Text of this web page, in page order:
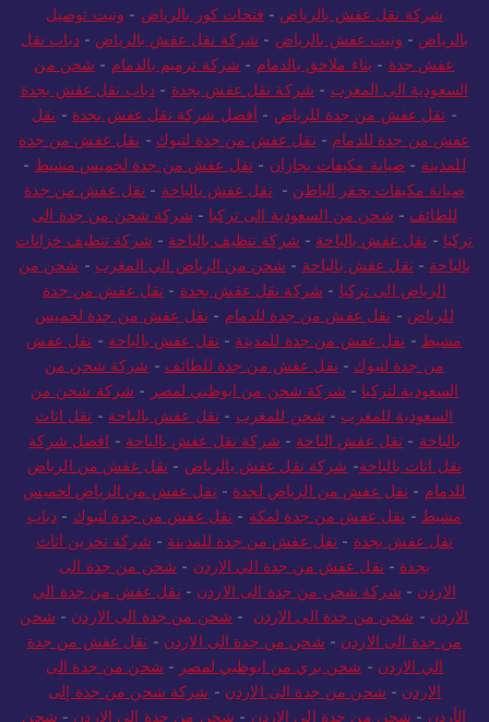
شركة نقل عفش بالرياض - فتحات كور بالرياض - ونيت توصيل
بالرياض - ونيت عفش بالرياض - شركة نقل عفش بالرياض -دباب نقل
عفش جدة - بناء ملاحق بالدمام - شركة ترميم بالدمام - شحن من
السعودية الى المغرب - شركة نقل عفش بجدة - دباب نقل عفش بجدة
- نقل عفش من جدة للرياض - أفضل شركة نقل عفش بجدة - نقل
عفش من جدة للدمام - نقل عفش من جدة لتبوك - نقل عفش من جدة
للمدينة - صيانة مكيفات بجازان - نقل عفش من جدة لخميس مشيط -
صيانة مكيفات بحفر الباطن - نقل عفش بالباحة - نقل عفش من جدة
للطائف - شحن من السعودية الى تركيا - شركة شحن من جدة الى
تركيا - نقل عفش بالباحة - شركة تنظيف بالباحة - شركة تنظيف خزانات
بالباحة - نقل عفش بالباحة - شحن من الرياض الي المغرب - شحن من
الرياض الى تركيا - شركة نقل عفش بجدة - نقل عفش من جدة
للرياض - نقل عفش من جدة للدمام - نقل عفش من جدة لخميس
مشيط - نقل عفش من جدة للمدينة - نقل عفش بالباحة - نقل عفش
من جدة لتبوك - نقل عفش من جدة للطائف - شركة شحن من
السعودية لتركيا - شركة شحن من ابوظبي لمصر - شركة شحن من
السعودية للمغرب - شحن للمغرب - نقل عفش بالباحة - نقل اثاث
بالباحة - نقل عفش الباحة - شركة نقل عفش بالباحة - افضل شركة
نقل اثاث بالباحة- شركة نقل عفش بالرياض - نقل عفش من الرياض
للدمام - نقل عفش من الرياض لجدة - نقل عفش من الرياض لخميس
مشيط - نقل عفش من جدة لمكة - نقل عفش من جدة لتبوك - دباب
نقل عفش بجدة - نقل عفش من جدة للمدينة - شركة تخزين اثاث
بجدة - نقل عفش من جدة الي الاردن - شحن من جدة الى
الاردن - شركة شحن من جدة الى الاردن - نقل عفش من جدة الي
الاردن - شحن من جدة الى الاردن - شحن من جدة الى الاردن - شحن
من جدة الى الاردن - شحن من جدة الى الاردن - نقل عفش من جدة
الي الاردن - شحن بري من ابوظبي لمصر - شحن من جدة الى
الاردن - شحن من جدة الى الاردن - شركة شحن من جدة إلى
الأردن - شحن من جدة الى الاردن - شحن من جدة الى الاردن - شحن